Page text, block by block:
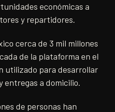
económicas a
y repartidores.
cerca de 3 mil millones
de la plataforma en el
utilizado para desarrollar
entregas a domicilio.
de personas han